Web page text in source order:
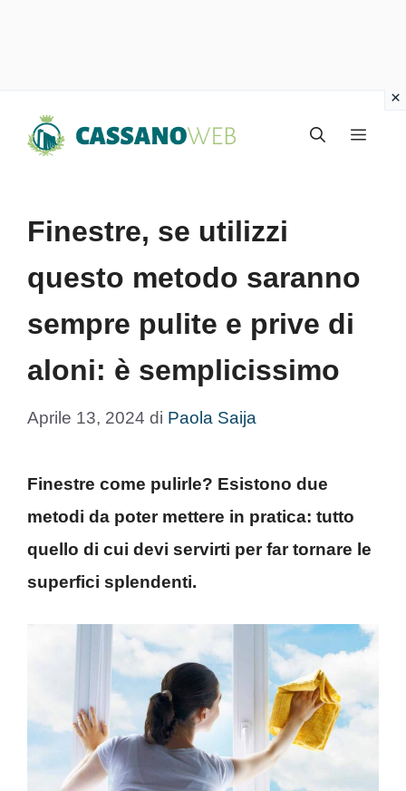
Menu
Finestre, se utilizzi
questo metodo saranno
sempre pulite e prive di
aloni: è semplicissimo
Aprile 13, 2024 di Paola Saija
Finestre come pulirle? Esistono due
metodi da poter mettere in pratica: tutto
quello di cui devi servirti per far tornare le
superfici splendenti.